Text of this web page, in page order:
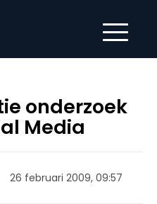
onderzoek
Media
26 februari 2009, 09:57